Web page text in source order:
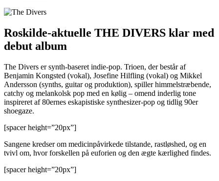
Roskilde-aktuelle THE DIVERS klar med
debut album
The Divers er synth-baseret indie-pop. Trioen, der består af
Benjamin Kongsted (vokal), Josefine Hilfling (vokal) og Mikkel
Andersson (synths, guitar og produktion), spiller himmelstræbende,
catchy og melankolsk pop med en kølig – omend inderlig tone
inspireret af 80ernes eskapistiske synthesizer-pop og tidlig 90er
shoegaze.
[spacer height=”20px”]
Sangene kredser om medicinpåvirkede tilstande, rastløshed, og en
tvivl om, hvor forskellen på euforien og den ægte kærlighed findes.
[spacer height=”20px”]